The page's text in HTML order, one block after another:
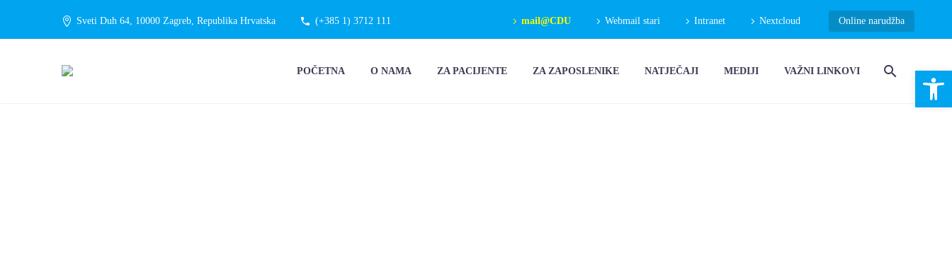
Sveti Duh 64, 10000 Zagreb, Republika Hrvatska (+385 1) 3712 111 mail@CDU Webmail stari Intranet Nextcloud Online narudžba
POČETNA O NAMA ZA PACIJENTE ZA ZAPOSLENIKE NATJEČAJI MEDIJI VAŽNI LINKOVI